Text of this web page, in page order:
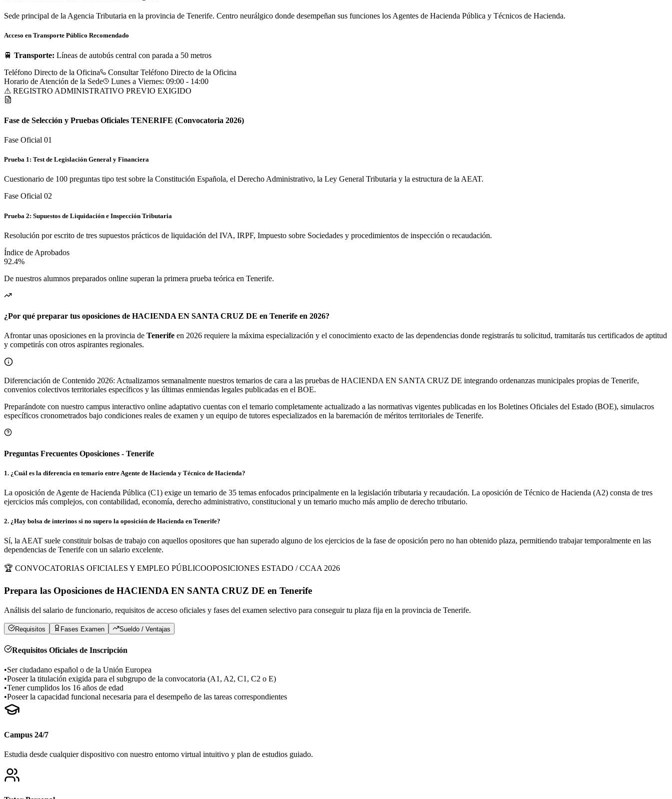
Sede principal de la Agencia Tributaria en la provincia de Tenerife. Centro neurálgico donde desempeñan sus funciones los Agentes de Hacienda Pública y Técnicos de Hacienda.
Acceso en Transporte Público Recomendado
🚆 Transporte: Líneas de autobús central con parada a 50 metros
Teléfono Directo de la Oficina
Consultar Teléfono Directo de la Oficina
Horario de Atención de la Sede
Lunes a Viernes: 09:00 - 14:00
⚠ REGISTRO ADMINISTRATIVO PREVIO EXIGIDO
Fase de Selección y Pruebas Oficiales TENERIFE (Convocatoria 2026)
Fase Oficial 01
Prueba 1: Test de Legislación General y Financiera
Cuestionario de 100 preguntas tipo test sobre la Constitución Española, el Derecho Administrativo, la Ley General Tributaria y la estructura de la AEAT.
Fase Oficial 02
Prueba 2: Supuestos de Liquidación e Inspección Tributaria
Resolución por escrito de tres supuestos prácticos de liquidación del IVA, IRPF, Impuesto sobre Sociedades y procedimientos de inspección o recaudación.
Índice de Aprobados
92.4%
De nuestros alumnos preparados online superan la primera prueba teórica en Tenerife.
¿Por qué preparar tus oposiciones de HACIENDA EN SANTA CRUZ DE en Tenerife en 2026?
Afrontar unas oposiciones en la provincia de Tenerife en 2026 requiere la máxima especialización y el conocimiento exacto de las dependencias donde registrarás tu solicitud, tramitarás tus certificados de aptitud
y competirás con otros aspirantes regionales.
Diferenciación de Contenido 2026: Actualizamos semanalmente nuestros temarios de cara a las pruebas de HACIENDA EN SANTA CRUZ DE integrando ordenanzas municipales propias de Tenerife,
convenios colectivos territoriales específicos y las últimas enmiendas legales publicadas en el BOE.
Preparándote con nuestro campus interactivo online adaptativo cuentas con el temario completamente actualizado a las normativas vigentes publicadas en los Boletines Oficiales del Estado (BOE), simulacros
específicos cronometrados bajo condiciones reales de examen y un equipo de tutores especializados en la baremación de méritos territoriales de Tenerife.
Preguntas Frecuentes Oposiciones - Tenerife
1. ¿Cuál es la diferencia en temario entre Agente de Hacienda y Técnico de Hacienda?
La oposición de Agente de Hacienda Pública (C1) exige un temario de 35 temas enfocados principalmente en la legislación tributaria y recaudación. La oposición de Técnico de Hacienda (A2) consta de tres
ejercicios más complejos, con contabilidad, economía, derecho administrativo, constitucional y un temario mucho más amplio de derecho tributario.
2. ¿Hay bolsa de interinos si no supero la oposición de Hacienda en Tenerife?
Sí, la AEAT suele constituir bolsas de trabajo con aquellos opositores que han superado alguno de los ejercicios de la fase de oposición pero no han obtenido plaza, permitiendo trabajar temporalmente en las
dependencias de Tenerife con un salario excelente.
🏆 CONVOCATORIAS OFICIALES Y EMPLEO PÚBLICOOPOSICIONES ESTADO / CCAA 2026
Prepara las Oposiciones de HACIENDA EN SANTA CRUZ DE en Tenerife
Análisis del salario de funcionario, requisitos de acceso oficiales y fases del examen selectivo para conseguir tu plaza fija en la provincia de Tenerife.
Requisitos Fases Examen Sueldo / Ventajas
Requisitos Oficiales de Inscripción
•Ser ciudadano español o de la Unión Europea
•Poseer la titulación exigida para el subgrupo de la convocatoria (A1, A2, C1, C2 o E)
•Tener cumplidos los 16 años de edad
•Poseer la capacidad funcional necesaria para el desempeño de las tareas correspondientes
Campus 24/7
Estudia desde cualquier dispositivo con nuestro entorno virtual intuitivo y plan de estudios guiado.